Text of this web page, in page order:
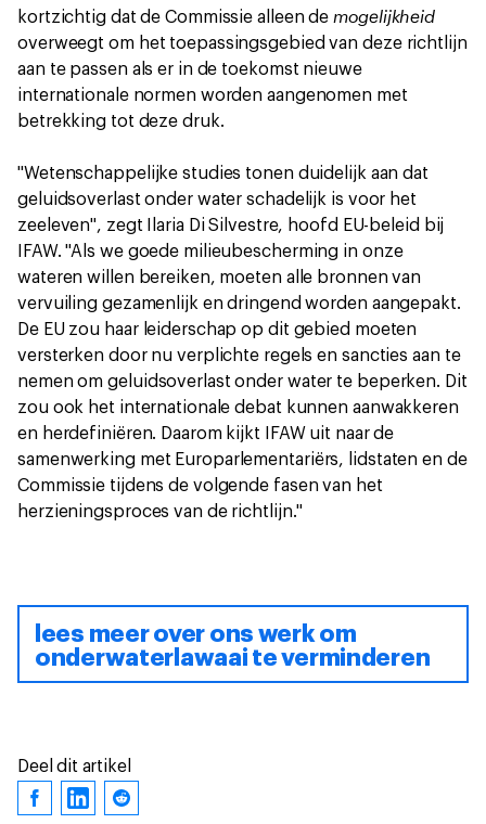
kortzichtig dat de Commissie alleen de mogelijkheid
overweegt om het toepassingsgebied van deze richtlijn
aan te passen als er in de toekomst nieuwe
internationale normen worden aangenomen met
betrekking tot deze druk.
"Wetenschappelijke studies tonen duidelijk aan dat
geluidsoverlast onder water schadelijk is voor het
zeeleven", zegt Ilaria Di Silvestre, hoofd EU-beleid bij
IFAW. "Als we goede milieubescherming in onze
wateren willen bereiken, moeten alle bronnen van
vervuiling gezamenlijk en dringend worden aangepakt.
De EU zou haar leiderschap op dit gebied moeten
versterken door nu verplichte regels en sancties aan te
nemen om geluidsoverlast onder water te beperken. Dit
zou ook het internationale debat kunnen aanwakkeren
en herdefiniëren. Daarom kijkt IFAW uit naar de
samenwerking met Europarlementariërs, lidstaten en de
Commissie tijdens de volgende fasen van het
herzieningsproces van de richtlijn."
lees meer over ons werk om
onderwaterlawaai te verminderen
Deel dit artikel